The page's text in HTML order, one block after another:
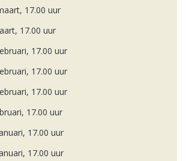
17.00 uur
17.00 uur
17.00 uur
17.00 uur
17.00 uur
17.00 uur
17.00 uur
17.00 uur